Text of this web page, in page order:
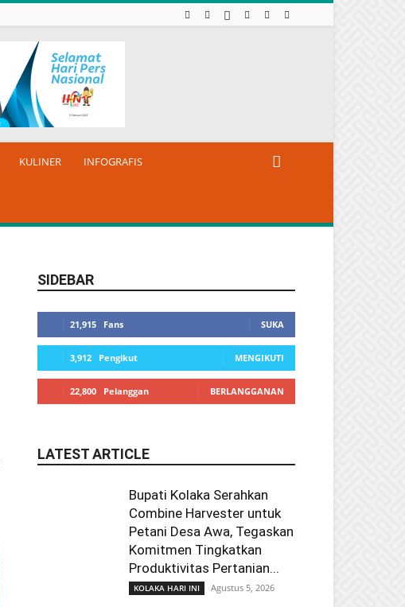
KULINER INFOGRAFIS
SIDEBAR
21,915 Fans SUKA
3,912 Pengikut MENGIKUTI
22,800 Pelanggan BERLANGGANAN
LATEST ARTICLE
Bupati Kolaka Serahkan
Combine Harvester untuk
Petani Desa Awa, Tegaskan
Komitmen Tingkatkan
Produktivitas Pertanian...
KOLAKA HARI INI Agustus 5, 2026